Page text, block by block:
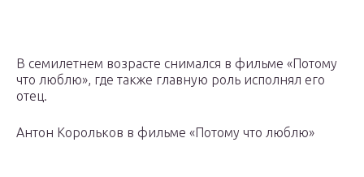
В семилетнем возрасте снимался в фильме «Потому
что люблю», где также главную роль исполнял его
отец.
Антон Корольков в фильме «Потому что люблю»